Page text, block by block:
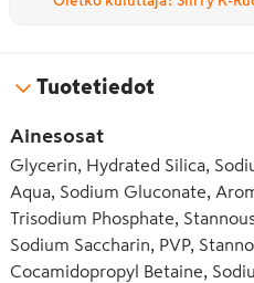
Tuotetiedot
Ainesosat
Glycerin, Hydrated Silica,
Aqua, Sodium Gluconate,
Trisodium Phosphate,
Sodium Saccharin, PVP,
Cocamidopropyl Betaine,